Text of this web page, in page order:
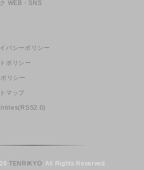
WEB・SNS
バシーポリシー
ポリシー
リシー
マップ
TENRIKYO . All Rights Reserved.